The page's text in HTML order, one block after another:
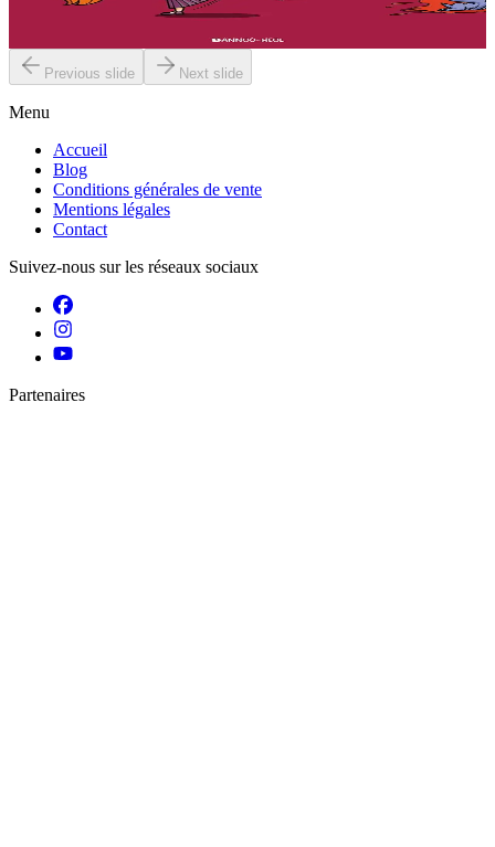
Previous slide Next slide
Menu
Accueil
Blog
Conditions générales de vente
Mentions légales
Contact
Suivez-nous sur les réseaux sociaux
Partenaires